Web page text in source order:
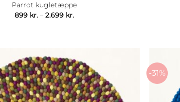
Parrot kugletæppe
899 kr. – 2.699 kr.Prisinterval:
-31%